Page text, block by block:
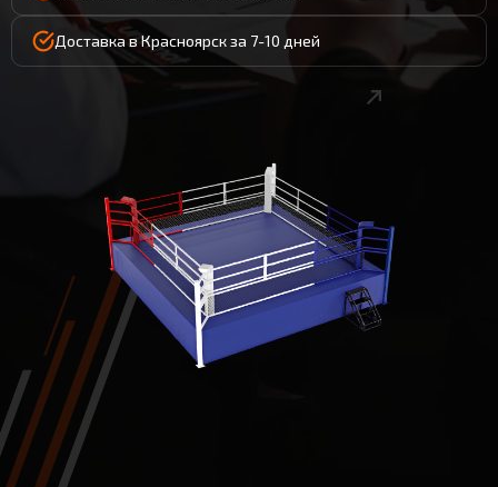
Доставка в Красноярск за 7-10 дней